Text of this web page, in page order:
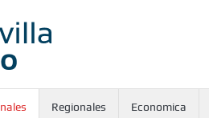
Regionales Economica